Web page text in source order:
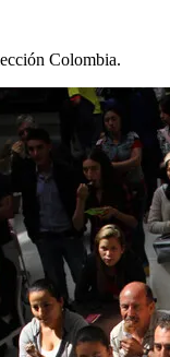
Colombia.